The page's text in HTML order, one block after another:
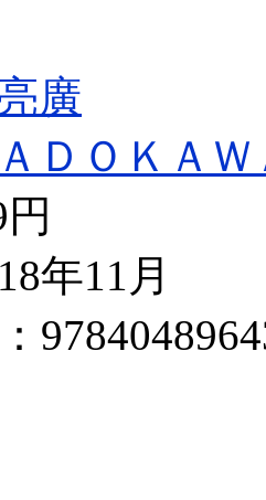
廣
ＤＯＫＡＷ
年11月